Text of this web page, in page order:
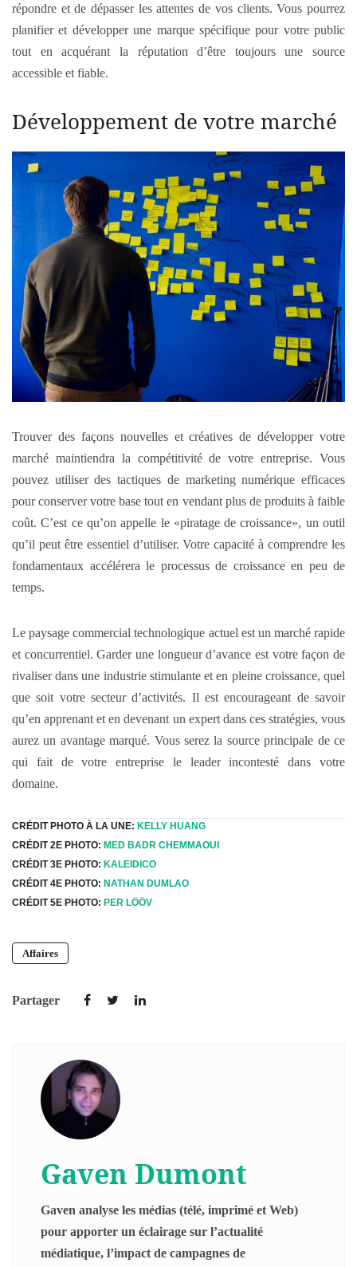
répondre et de dépasser les attentes de vos clients. Vous pourrez
planifier et développer une marque spécifique pour votre public
tout en acquérant la réputation d’être toujours une source
accessible et fiable.
Développement de votre marché
Trouver des façons nouvelles et créatives de développer votre
marché maintiendra la compétitivité de votre entreprise. Vous
pouvez utiliser des tactiques de marketing numérique efficaces
pour conserver votre base tout en vendant plus de produits à faible
coût. C’est ce qu’on appelle le «piratage de croissance», un outil
qu’il peut être essentiel d’utiliser. Votre capacité à comprendre les
fondamentaux accélérera le processus de croissance en peu de
temps.
Le paysage commercial technologique actuel est un marché rapide
et concurrentiel. Garder une longueur d’avance est votre façon de
rivaliser dans une industrie stimulante et en pleine croissance, quel
que soit votre secteur d’activités. Il est encourageant de savoir
qu’en apprenant et en devenant un expert dans ces stratégies, vous
aurez un avantage marqué. Vous serez la source principale de ce
qui fait de votre entreprise le leader incontesté dans votre
domaine.
CRÉDIT PHOTO À LA UNE: KELLY HUANG
CRÉDIT 2E PHOTO: MED BADR CHEMMAOUI
CRÉDIT 3E PHOTO: KALEIDICO
CRÉDIT 4E PHOTO: NATHAN DUMLAO
CRÉDIT 5E PHOTO: PER LÖÖV
Affaires
Partager
Gaven Dumont
Gaven analyse les médias (télé, imprimé et Web)
pour apporter un éclairage sur l’actualité
médiatique, l’impact de campagnes de